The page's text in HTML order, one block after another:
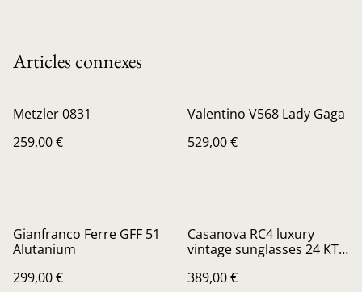
Articles connexes
Metzler 0831
259,00 €
Valentino V568 Lady Gaga
529,00 €
Gianfranco Ferre GFF 51
Alutanium
299,00 €
Casanova RC4 luxury
vintage sunglasses 24 KT
389,00 €